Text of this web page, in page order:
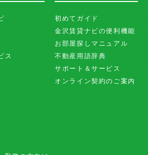
ス
初めてガイド
金沢賃貸ナビの便利機能
お部屋探しマニュアル
不動産用語辞典
サポート＆サービス
オンライン契約のご案内